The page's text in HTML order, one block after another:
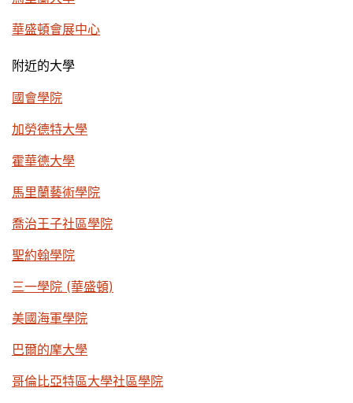
華盛頓會展中心
附近的大學
國會學院
加勞德特大學
霍華德大學
馬里蘭藝術學院
喬治王子社區學院
聖約翰學院
三一學院 (華盛頓)
美國海軍學院
巴爾的摩大學
哥倫比亞特區大學社區學院